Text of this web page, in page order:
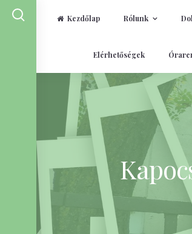
Kezdőlap Rólunk
Elérhetőségek